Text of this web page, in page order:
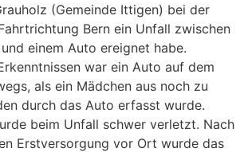
(Gemeinde Ittigen) bei der
Bern ein Unfall zwischen
einem Auto ereignet habe.
war ein Auto auf dem
als ein Mädchen aus noch zu
durch das Auto erfasst wurde.
beim Unfall schwer verletzt. Nach
Erstversorgung vor Ort wurde das